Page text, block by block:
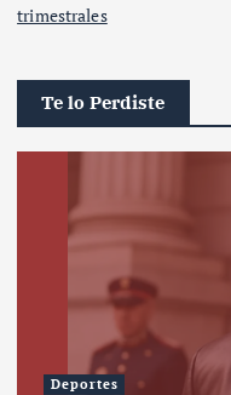
trimestrales
Te lo Perdiste
Deportes